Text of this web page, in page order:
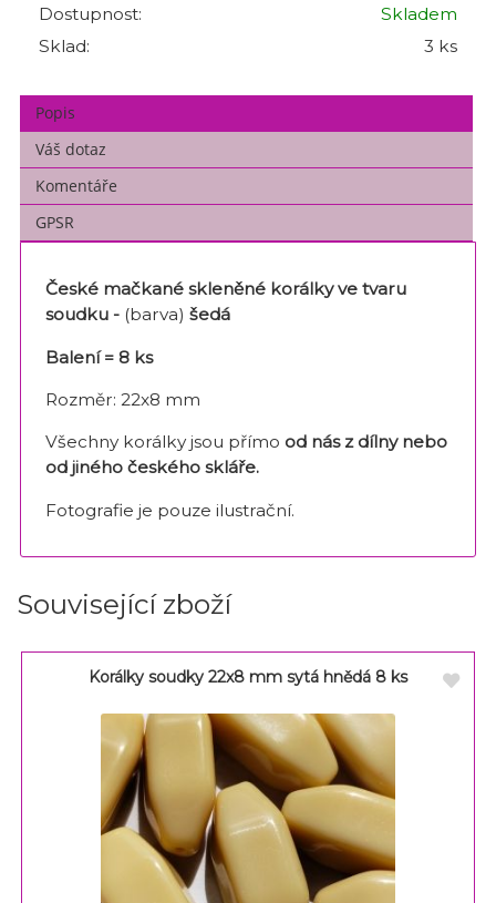
Dostupnost:
Skladem
Sklad:
3 ks
Popis
Váš dotaz
Komentáře
GPSR
České mačkané skleněné korálky ve tvaru
soudku - (barva) šedá
Balení = 8 ks
Rozměr: 22x8 mm
Všechny korálky jsou přímo od nás z dílny nebo
od jiného českého skláře.
Fotografie je pouze ilustrační.
Související zboží
Korálky soudky 22x8 mm sytá hnědá 8 ks